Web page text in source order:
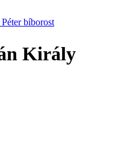
bíborost
Király